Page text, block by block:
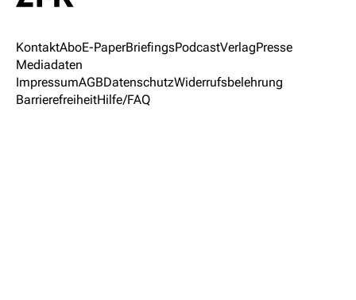
KontaktAboE-PaperBriefingsPodcastVerlagPresse
Mediadaten
ImpressumAGBDatenschutzWiderrufsbelehrung
BarrierefreiheitHilfe/FAQ